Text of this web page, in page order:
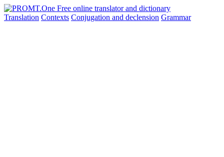
Translation Contexts Conjugation and declension Grammar